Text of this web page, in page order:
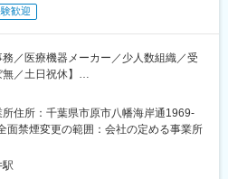
いからDX化やホワイト化に動いてお
ざいません。
や委託会社の工場がある場所：茨城、岩
装置等の体外診断機器を開発する仕事
仕事です。
歓迎
務／医療機器メーカー／少人数組織／受
／土日祝休】
務を着実に進めることを大切にし、周
える役割を担っていただきます。
に備えての増員採用となります。
所住所：千葉県市原市八幡海岸通1969-
面禁煙変更の範囲：会社の定める事業所
駅